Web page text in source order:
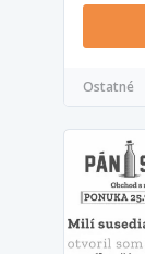
Ostatné